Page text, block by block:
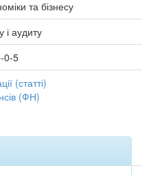
та бізнесу
і аудиту
0-5
(статті)
(ФН)